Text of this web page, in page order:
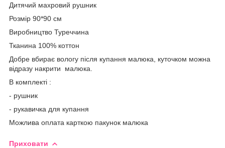
Дитячий махровий рушник
Розмір 90*90 см
Виробництво Туреччина
Тканина 100% коттон
Добре вбирає вологу після купання малюка, куточком можна
відразу накрити малюка.
В комплекті :
- рушник
- рукавичка для купання
Можлива оплата карткою пакунок малюка
Приховати